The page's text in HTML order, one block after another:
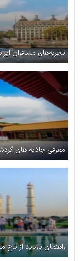
تجربه‌های مسافران
معرفی جاذبه‌ های
راهنمای بازدید از